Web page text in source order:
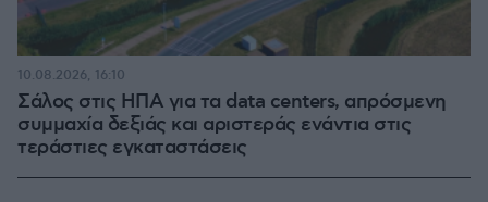
Σάλος στις ΗΠΑ για τα data centers, απρόσμενη
συμμαχία δεξιάς και αριστεράς ενάντια στις
τεράστιες εγκαταστάσεις
10.08.2026, 16:10